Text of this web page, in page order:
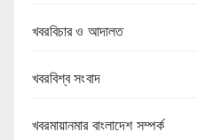
খবরবিচার ও আদালত
খবরবিশ্ব সংবাদ
খবরমায়ানমার বাংলাদেশ সম্পর্ক